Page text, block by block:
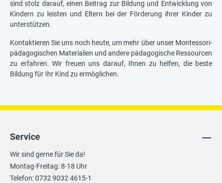
sind stolz darauf, einen Beitrag zur Bildung und Entwicklung von
Kindern zu leisten und Eltern bei der Förderung ihrer Kinder zu
unterstützen.
Kontaktieren Sie uns noch heute, um mehr über unser Montessori-
pädagogischen Materialien und andere pädagogische Ressourcen
zu erfahren. Wir freuen uns darauf, Ihnen zu helfen, die beste
Bildung für Ihr Kind zu ermöglichen.
Service
Wir sind gerne für Sie da!
Montag-Freitag: 8-18 Uhr
Telefon: 0732 9032 4615-1